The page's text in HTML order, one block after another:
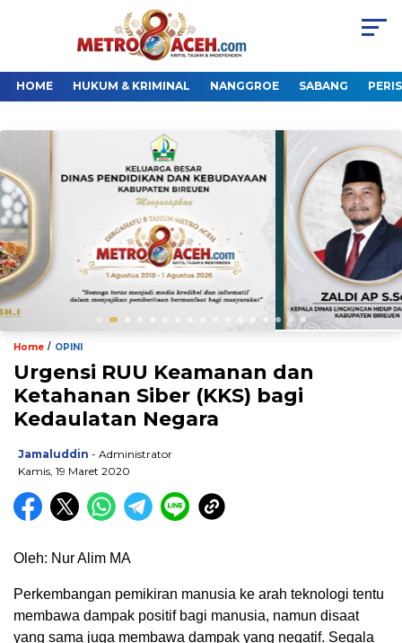
HOME HUKUM & KRIMINAL NANGGROE SABANG
Home / OPINI
Urgensi RUU Keamanan dan
Ketahanan Siber (KKS) bagi
Kedaulatan Negara
Jamaluddin - Administrator
Kamis, 19 Maret 2020
Oleh: Nur Alim MA
Perkembangan pemikiran manusia ke arah teknologi tentu
membawa dampak positif bagi manusia, namun disaat
yang sama juga membawa dampak yang negatif. Segala